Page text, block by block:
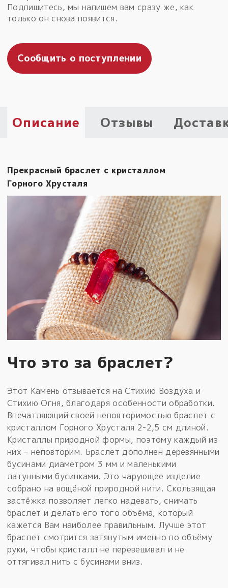
Пыльный сундучок
Товары со скидкой
Безоплатная доставка
на заказ от 4 тыс. руб. со скидкой
к заказу от 3 тыс. руб.
Подпишитесь, мы напишем вам сразу же, как
только он снова появится.
Сообщить о поступлении
Описание Отзывы
Прекрасный браслет с кристаллом
Горного Хрусталя
Что это за браслет?
Этот Камень отзывается на Стихию Воздуха и
Стихию Огня, благодаря особенности обработки.
Впечатляющий своей неповторимостью браслет с
кристаллом Горного Хрусталя 2-2,5 см длиной.
Кристаллы природной формы, поэтому каждый из
них – неповторим. Браслет дополнен деревянными
бусинами диаметром 3 мм и маленькими
латунными бусинками. Это чарующее изделие
собрано на вощёной природной нити. Скользящая
застёжка позволяет легко надевать, снимать
браслет и делать его того объёма, который
кажется Вам наиболее правильным. Лучше этот
браслет смотрится затянутым именно по объёму
руки, чтобы кристалл не перевешивал и не
оттягивал нить с бусинами вниз.